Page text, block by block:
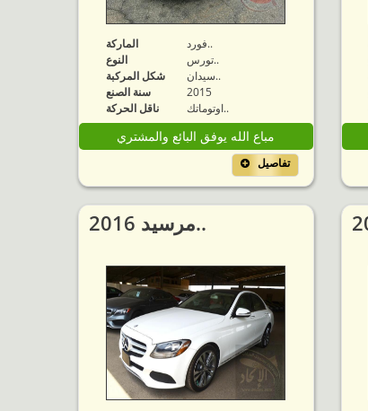
الماركة
فورد..
النوع
تورس..
شكل المركبة
سيدان..
سنة الصنع
2015
ناقل الحركة
اوتوماتك..
مباع الله يوفق البائع والمشتري
تفاصيل
2016 مرسيد..